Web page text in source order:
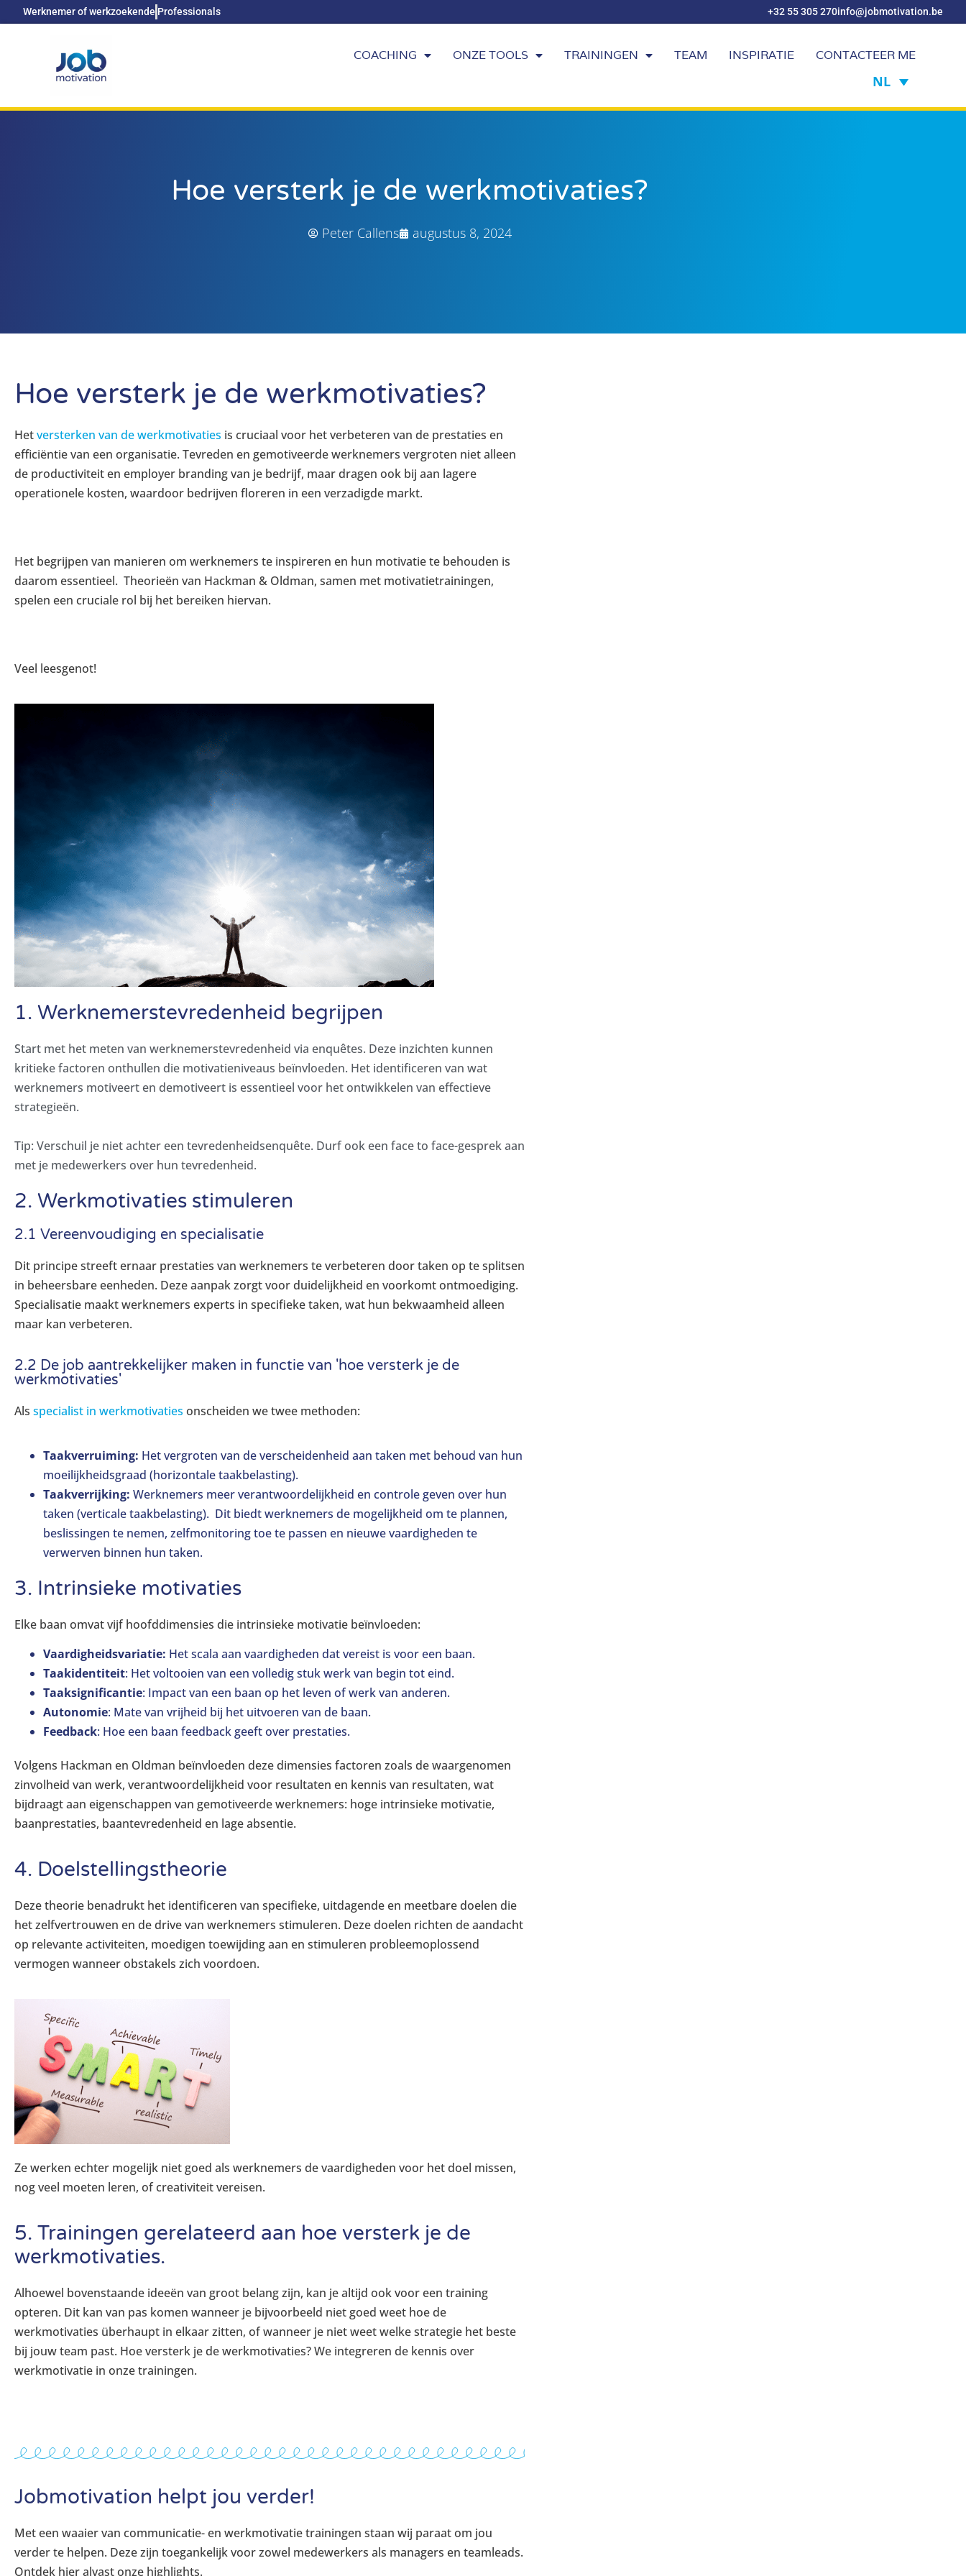
Werknemer of werkzoekende Professionals +32 55 305 270info@jobmotivation.be
COACHING ONZE TOOLS TRAININGEN TEAM INSPIRATIE CONTACTEER ME
NL
Hoe versterk je de werkmotivaties?
Peter Callens augustus 8, 2024
Hoe versterk je de werkmotivaties?
Hetversterken van de werkmotivaties is cruciaal voor het verbeteren van de prestaties en
efficiëntie van een organisatie. Tevreden en gemotiveerde werknemers vergroten niet alleen
de productiviteit en employer branding van je bedrijf, maar dragen ook bij aan lagere
operationele kosten, waardoor bedrijven floreren in een verzadigde markt.
Het begrijpen van manieren om werknemers te inspireren en hun motivatie te behouden is
daarom essentieel. Theorieën van Hackman & Oldman, samen met motivatietrainingen,
spelen een cruciale rol bij het bereiken hiervan.
Veel leesgenot!
1. Werknemerstevredenheid begrijpen
Start met het meten van werknemerstevredenheid via enquêtes. Deze inzichten kunnen
kritieke factoren onthullen die motivatieniveaus beïnvloeden. Het identificeren van wat
werknemers motiveert en demotiveert is essentieel voor het ontwikkelen van effectieve
strategieën.
Tip: Verschuil je niet achter een tevredenheidsenquête. Durf ook een face to face-gesprek aan
met je medewerkers over hun tevredenheid.
2. Werkmotivaties stimuleren
2.1 Vereenvoudiging en specialisatie
Dit principe streeft ernaar prestaties van werknemers te verbeteren door taken op te splitsen
in beheersbare eenheden. Deze aanpak zorgt voor duidelijkheid en voorkomt ontmoediging.
Specialisatie maakt werknemers experts in specifieke taken, wat hun bekwaamheid alleen
maar kan verbeteren.
2.2 De job aantrekkelijker maken in functie van 'hoe versterk je de
werkmotivaties'
Als specialist in werkmotivaties onscheiden we twee methoden:
Taakverruiming: Het vergroten van de verscheidenheid aan taken met behoud van hun
moeilijkheidsgraad (horizontale taakbelasting).
Taakverrijking: Werknemers meer verantwoordelijkheid en controle geven over hun
taken (verticale taakbelasting). Dit biedt werknemers de mogelijkheid om te plannen,
beslissingen te nemen, zelfmonitoring toe te passen en nieuwe vaardigheden te
verwerven binnen hun taken.
3. Intrinsieke motivaties
Elke baan omvat vijf hoofddimensies die intrinsieke motivatie beïnvloeden:
Vaardigheidsvariatie: Het scala aan vaardigheden dat vereist is voor een baan.
Taakidentiteit: Het voltooien van een volledig stuk werk van begin tot eind.
Taaksignificantie: Impact van een baan op het leven of werk van anderen.
Autonomie: Mate van vrijheid bij het uitvoeren van de baan.
Feedback: Hoe een baan feedback geeft over prestaties.
Volgens Hackman en Oldman beïnvloeden deze dimensies factoren zoals de waargenomen
zinvolheid van werk, verantwoordelijkheid voor resultaten en kennis van resultaten, wat
bijdraagt aan eigenschappen van gemotiveerde werknemers: hoge intrinsieke motivatie,
baanprestaties, baantevredenheid en lage absentie.
4. Doelstellingstheorie
Deze theorie benadrukt het identificeren van specifieke, uitdagende en meetbare doelen die
het zelfvertrouwen en de drive van werknemers stimuleren. Deze doelen richten de aandacht
op relevante activiteiten, moedigen toewijding aan en stimuleren probleemoplossend
vermogen wanneer obstakels zich voordoen.
Ze werken echter mogelijk niet goed als werknemers de vaardigheden voor het doel missen,
nog veel moeten leren, of creativiteit vereisen.
5. Trainingen gerelateerd aan hoe versterk je de
werkmotivaties.
Alhoewel bovenstaande ideeën van groot belang zijn, kan je altijd ook voor een training
opteren. Dit kan van pas komen wanneer je bijvoorbeeld niet goed weet hoe de
werkmotivaties überhaupt in elkaar zitten, of wanneer je niet weet welke strategie het beste
bij jouw team past. Hoe versterk je de werkmotivaties? We integreren de kennis over
werkmotivatie in onze trainingen.
Jobmotivation helpt jou verder!
Met een waaier van communicatie- en werkmotivatie trainingen staan wij paraat om jou
verder te helpen. Deze zijn toegankelijk voor zowel medewerkers als managers en teamleads.
Ontdek hier alvast onze highlights.